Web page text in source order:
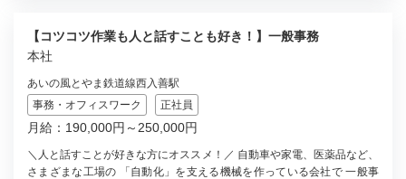
【コツコツ作業も人と話すことも好き！】一般事務
本社
あいの風とやま鉄道線西入善駅
事務・オフィスワーク
正社員
月給：190,000円～250,000円
＼人と話すことが好きな方にオススメ！／ 自動車や家電、医薬品など、
さまざまな工場の 「自動化」を支える機械を作っている会社で 一般事